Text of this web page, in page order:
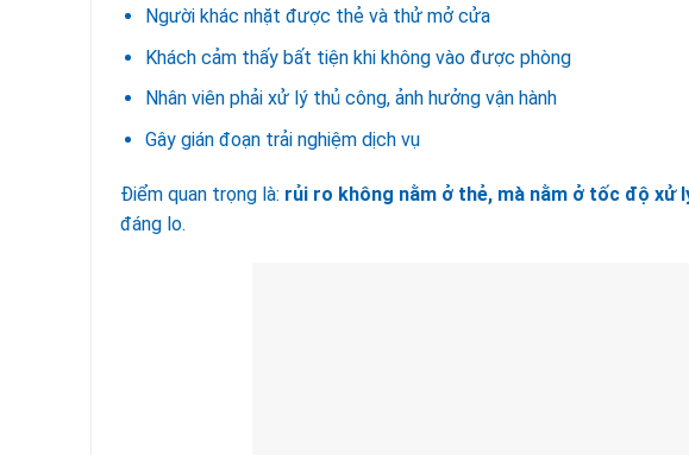
Người khác nhặt được thẻ và thử mở cửa
Khách cảm thấy bất tiện khi không vào được phòng
Nhân viên phải xử lý thủ công, ảnh hưởng vận hành
Gây gián đoạn trải nghiệm dịch vụ
Điểm quan trọng là: rủi ro không nằm ở thẻ, mà nằm ở tốc độ xử
đáng lo.